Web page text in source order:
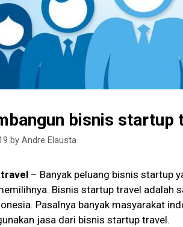
bisnis startup
by Andre Elausta
– Banyak peluang bisnis startup
Bisnis startup travel adalah
Pasalnya banyak masyarakat
jasa dari bisnis startup travel.